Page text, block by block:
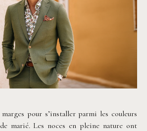
pour s’installer parmi les couleurs
marié. Les noces en pleine nature ont